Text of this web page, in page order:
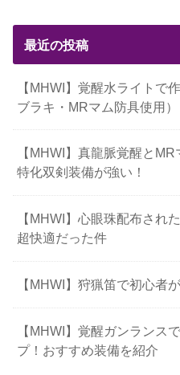
最近の投稿
【MHWI】覚醒水ライトで
ブラキ・MRマム防具使用）
【MHWI】真龍脈覚醒と
特化双剣装備が強い！
【MHWI】心眼珠配布され
超快適だった件
【MHWI】狩猟笛で初心者
【MHWI】覚醒ガンランス
プ！おすすめ装備を紹介